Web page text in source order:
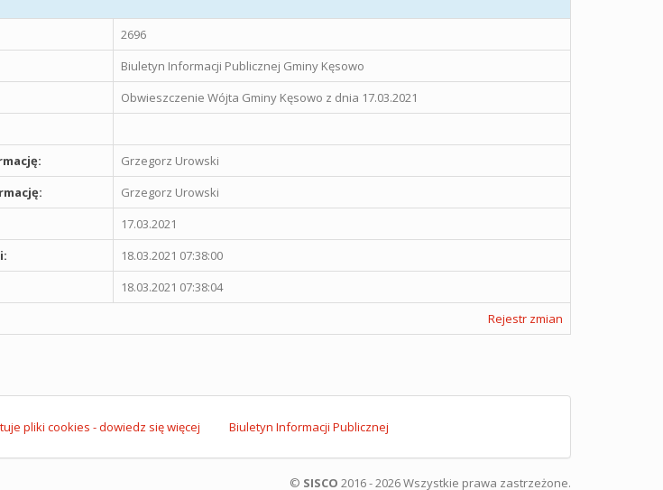
2696
Biuletyn Informacji Publicznej Gminy Kęsowo
Obwieszczenie Wójta Gminy Kęsowo z dnia 17.03.2021
Grzegorz Urowski
Grzegorz Urowski
17.03.2021
18.03.2021 07:38:00
18.03.2021 07:38:04
Rejestr zmian
pliki cookies - dowiedz się więcej Biuletyn Informacji Publicznej
© SISCO 2016 - 2026 Wszystkie prawa zastrzeżone.